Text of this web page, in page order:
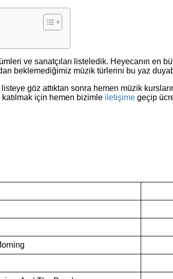
ve sanatçıları listeledik. Heyecanın
beklemediğimiz müzik türlerini bu yaz
göz attıktan sonra hemen müzik
için hemen bizimle iletişime geçip